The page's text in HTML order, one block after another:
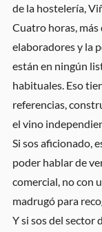
de la hostelería,
Cuatro horas, más
elaboradores y la
están en ningún
habituales. Eso
referencias,
el vino
Si sos aficionado,
poder hablar de
comercial, no con
madrugó para
Y si sos del sector